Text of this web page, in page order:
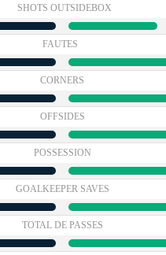
SHOTS OUTSIDEBOX
FAUTES
CORNERS
OFFSIDES
POSSESSION
GOALKEEPER SAVES
TOTAL DE PASSES